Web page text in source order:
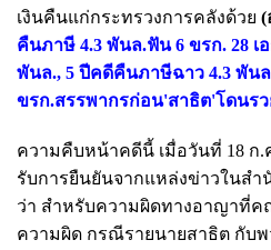
เงินคืนแก่กระทรวงการคลังด้วย (
คืนภาษี 4.3 พันล.ฟัน 6 ขรก. 28 เ
พันล., 5 ปีคดีคืนภาษีฉาว 4.3 พัน
ขรก.สรรพากรก่อน'สาธิต'โดนร
ความคืบหน้าคดีนี้ เมื่อวันที่ 18 ก.
รับการยืนยันจากแหล่งข่าวในสำ
ว่า สำหรับความผิดทางอาญาที่
ความผิด กรณีรายนายสาธิต กับ